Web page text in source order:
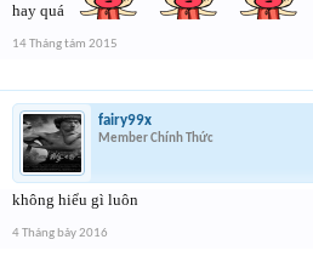
hay quá
14 Tháng tám 2015
fairy99x
Member Chính Thức
không hiểu gì luôn
4 Tháng bảy 2016